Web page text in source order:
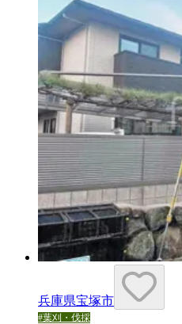
兵庫県宝塚市
#葉刈・伐採